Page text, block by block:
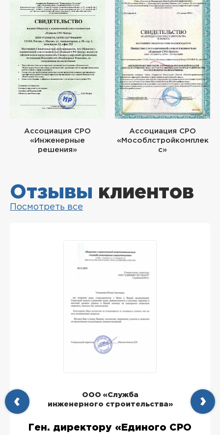
Ассоциация СРО
«Инженерные
решения»
Ассоциация СРО
«Мособлстройкомплек
с»
Отзывы клиентов
Посмотреть все
ООО «Служба
инженерного строительства»
Ген. директору «Единого СРО